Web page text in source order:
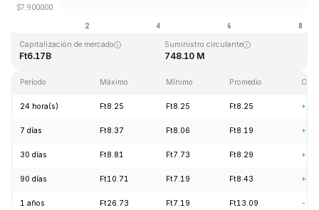
Máximo histórico
Capitalización de mercado
Ft6.17B
Suministro circulante
748.10 M
Período Máximo Mínimo Promedio
24 hora(s) Ft8.25 Ft8.25 Ft8.25
7 días Ft8.37 Ft8.06 Ft8.19
30 días Ft8.81 Ft7.73 Ft8.29
90 días Ft10.71 Ft7.19 Ft8.43
1 años Ft26.73 Ft7.19 Ft13.09 -